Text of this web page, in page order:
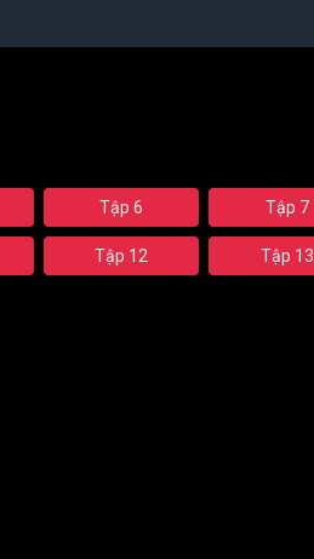
Tập 6 Tập 7
Tập 12 Tập 13